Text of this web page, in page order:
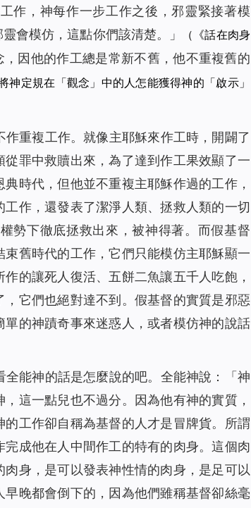
作，神每作一步工作之後，邪靈緊接著模
會模仿，這點你們該清楚。
」
（《話在肉身
因他的作工總是常新不舊，他不重複舊的
神定規在「觀念」中的人怎能獲得神的「啟示」
重複工作。就像主耶穌來作工時，開闢了
罪中救贖出來，為了達到作工果效顯了一
時代，但他並不重複主耶穌作過的工作，
作，還發表了潔淨人類、拯救人類的一切
勢下徹底拯救出來，被神得著。而假基督
舊時代的工作，它們只能模仿主耶穌顯一
的讓死人復活、五餅二魚讓五千人吃飽，
它們也絕對達不到。假基督的實質是邪惡
的神蹟奇事來迷惑人，或者模仿神的說話
能神的話是怎麼說的吧。全能神說：「 神
這一點兒也不過分。因為他有神的實質，
工作卻自稱為基督的人才是冒牌貨。所謂
成他在人中間作工的特有的肉身。這個肉
身，是可以發表神性情的肉身，是足可以
晚都會倒下的，因為他們雖稱基督卻絲毫